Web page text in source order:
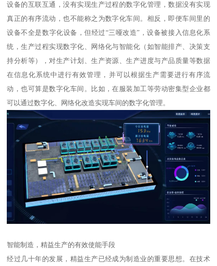
设备的互联互通，没有实现生产过程的数字化管理，数据没有实现
真正的有序流动，也不能称之为数字化车间。相反，即便车间里的
设备不全是数字化设备，但经过“三哑改造”，设备被接入信息化系
统，生产过程实现数字化、网络化与智能化（如智能排产、决策支
持分析等），对生产计划、生产资源、生产进度与产品质量等数据
在信息化系统中进行有效管理，并可以根据生产需要进行有序流
动，也可算是数字化车间。比如，在服装加工等劳动密集型企业都
可以通过数字化、网络化改造实现车间的数字化管理。
智能制造，精益生产的有效使能手段
经过几十年的发展，精益生产已经成为制造业的重要思想。在技术